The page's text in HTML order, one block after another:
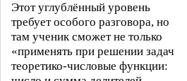
Этот углублённый уровень
требует особого разговора, но
там ученик сможет не только
«применять при решении задач
теоретико-числовые функции: